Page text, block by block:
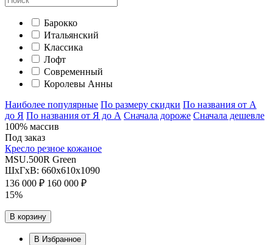
Барокко
Итальянский
Классика
Лофт
Современный
Королевы Анны
Наиболее популярные По размеру скидки По названия от А
до Я По названия от Я до А Сначала дороже Сначала дешевле
100% массив
Под заказ
Кресло резное кожаное
MSU.500R Green
ШхГхВ: 660х610х1090
136 000 ₽ 160 000 ₽
15%
В корзину
В Избранное